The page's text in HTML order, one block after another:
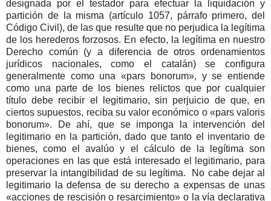
designada por el testador para efectuar la liquidación y
partición de la misma (artículo 1057, párrafo primero, del
Código Civil), de las que resulte que no perjudica la legítima
de los herederos forzosos. En efecto, la legítima en nuestro
Derecho común (y a diferencia de otros ordenamientos
jurídicos nacionales, como el catalán) se configura
generalmente como una «pars bonorum», y se entiende
como una parte de los bienes relictos que por cualquier
título debe recibir el legitimario, sin perjuicio de que, en
ciertos supuestos, reciba su valor económico o «pars valoris
bonorum». De ahí, que se imponga la intervención del
legitimario en la partición, dado que tanto el inventario de
bienes, como el avalúo y el cálculo de la legítima son
operaciones en las que está interesado el legitimario, para
preservar la intangibilidad de su legítima.
No cabe dejar al
legitimario la defensa de su derecho a expensas de unas
«acciones de rescisión o resarcimiento» o la vía declarativa